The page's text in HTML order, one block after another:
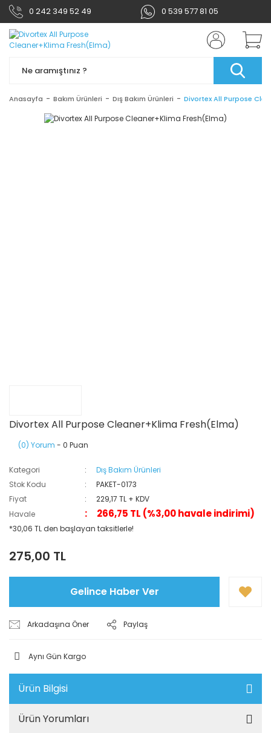
0 242 349 52 49 0 539 577 81 05
Anasayfa Bakım Ürünleri Dış Bakım Ürünleri Divortex All Purpose
Divortex All Purpose Cleaner+Klima Fresh(Elma)
(0) Yorum - 0 Puan
Kategori
Dış Bakım Ürünleri
Stok Kodu
PAKET-0173
Fiyat
229,17 TL + KDV
Havale
266,75 TL (%3,00 havale indirimi)
*30,06 TL den başlayan taksitlerle!
275,00 TL
Gelince Haber Ver
Arkadaşına Öner Paylaş
Aynı Gün Kargo
Ürün Bilgisi
Ürün Yorumları